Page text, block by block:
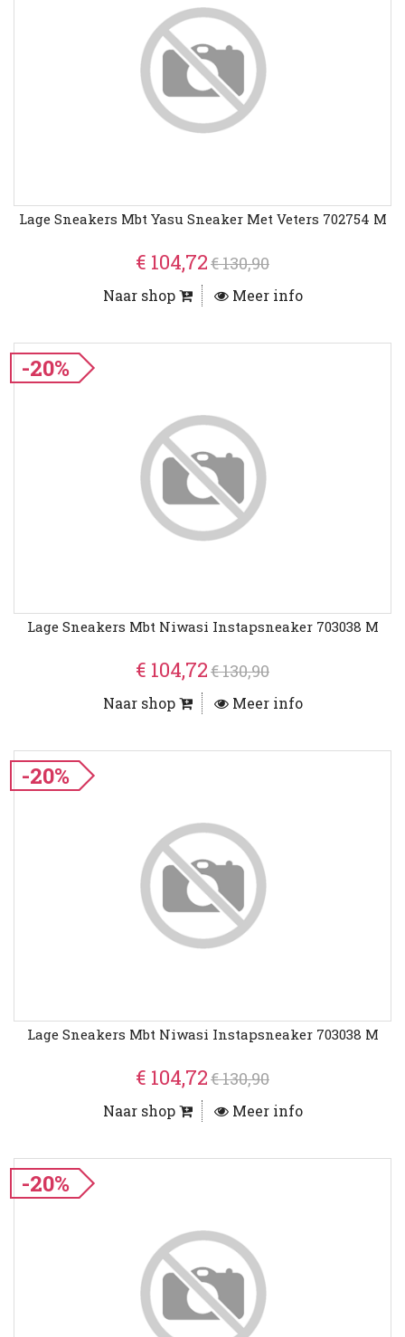
Lage Sneakers Mbt Yasu Sneaker Met Veters 702754 M
€ 104,72€ 130,90
Naar shop Meer info
-20%
Lage Sneakers Mbt Niwasi Instapsneaker 703038 M
€ 104,72€ 130,90
Naar shop Meer info
-20%
Lage Sneakers Mbt Niwasi Instapsneaker 703038 M
€ 104,72€ 130,90
Naar shop Meer info
-20%